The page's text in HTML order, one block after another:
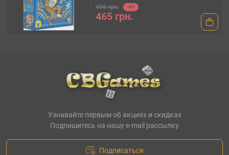
495 грн. -6%
465 грн.
Узнавайте первым об акциях и скидках
Подпишитесь на нашу e-mail рассылку
Подписаться